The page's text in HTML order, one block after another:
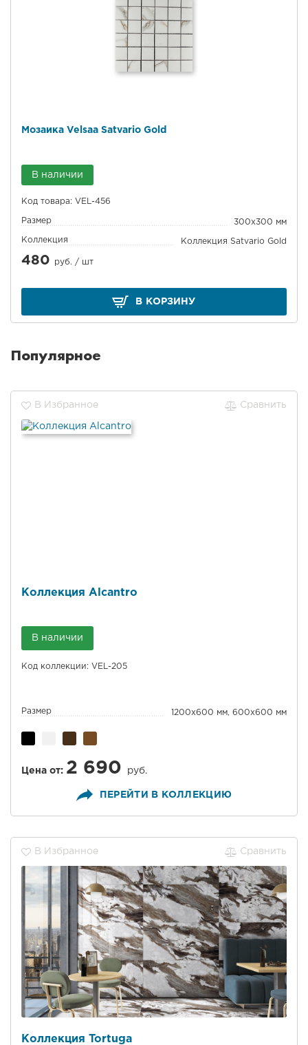
Мозаика Velsaa Satvario Gold
В наличии
Код товара: VEL-456
Размер 300x300 мм
Коллекция Коллекция Satvario Gold
480 руб. / шт
В КОРЗИНУ
Популярное
В Избранное Сравнить
Коллекция Alcantro
В наличии
Код коллекции: VEL-205
Размер 1200x600 мм, 600x600 мм
Цена от: 2 690 руб.
ПЕРЕЙТИ В КОЛЛЕКЦИЮ
В Избранное Сравнить
Коллекция Tortuga